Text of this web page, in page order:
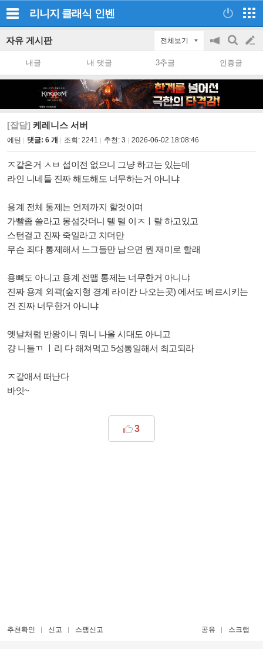
리니지 클래식 인벤
자유 게시판 전체보기
공
on/off
검
색
글
쓰
내글 내 댓글 3추글 인증글
[잡담] 케레니스 서버
에틴 댓글: 6 개 조회: 2241 추천: 3 2026-06-02 18:08:46
ㅈ같은거 ㅅㅂ 섭이전 없으니 그냥 하고는 있는데
라인 니네들 진짜 해도해도 너무하는거 아니냐
용계 전체 통제는 언제까지 할것이며
가빨좀 쓸라고 몽섬갓더니 텔 텔 이ㅈㅣ랄 하고있고
스턴걸고 진짜 죽일라고 치더만
무슨 죄다 통제해서 느그들만 남으면 뭔 재미로 할래
용뼈도 아니고 용계 전맵 통제는 너무한거 아니냐
진짜 용계 외곽(숲지형 경계 라이칸 나오는곳) 에서도 베르시키는
건 진짜 너무한거 아니냐
옛날처럼 반왕이니 뭐니 나올 시대도 아니고
걍 니들ㄲ ㅣ리 다 해쳐먹고 5성통일해서 최고되라
ㅈ같애서 떠난다
바잇~
3
추천확인 신고 스팸신고 공유 스크랩